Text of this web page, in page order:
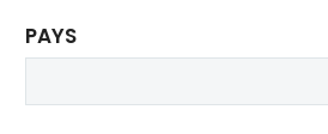
PAYS